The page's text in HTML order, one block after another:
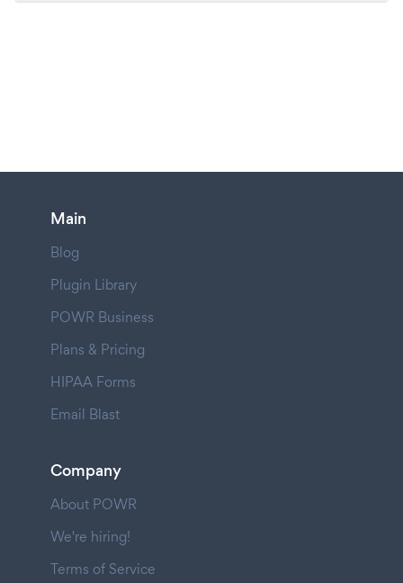
Main
Blog
Plugin Library
POWR Business
Plans & Pricing
HIPAA Forms
Email Blast
Company
About POWR
We're hiring!
Terms of Service